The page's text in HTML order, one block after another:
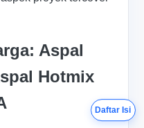
Aspal
Hotmix
Daftar Isi